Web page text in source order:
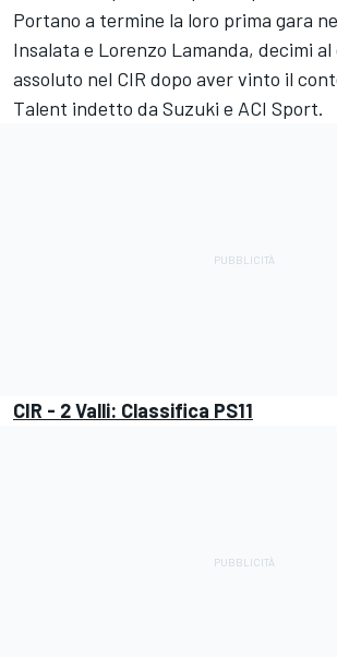
Portano a termine la loro prima gara
Insalata e Lorenzo Lamanda, decimi
assoluto nel CIR dopo aver vinto il
Talent indetto da Suzuki e ACI Sport.
CIR - 2 Valli: Classifica PS11